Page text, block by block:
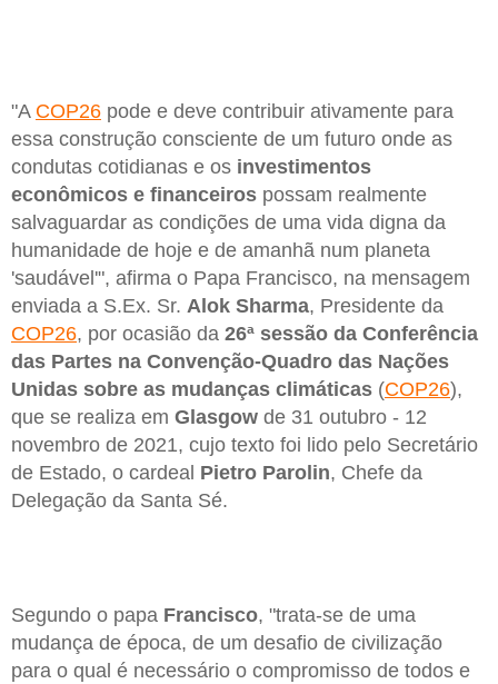
"A COP26 pode e deve contribuir ativamente para
essa construção consciente de um futuro onde as
condutas cotidianas e os investimentos
econômicos e financeiros possam realmente
salvaguardar as condições de uma vida digna da
humanidade de hoje e de amanhã num planeta
'saudável'", afirma o Papa Francisco, na mensagem
enviada a S.Ex. Sr. Alok Sharma, Presidente da
COP26, por ocasião da 26ª sessão da Conferência
das Partes na Convenção-Quadro das Nações
Unidas sobre as mudanças climáticas (COP26),
que se realiza em Glasgow de 31 outubro - 12
novembro de 2021, cujo texto foi lido pelo Secretário
de Estado, o cardeal Pietro Parolin, Chefe da
Delegação da Santa Sé.
Segundo o papa Francisco, "trata-se de uma
mudança de época, de um desafio de civilização
para o qual é necessário o compromisso de todos e